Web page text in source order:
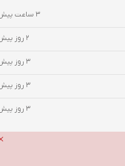
3 ساعت پیش
2 روز پیش
3 روز پیش
3 روز پیش
3 روز پیش